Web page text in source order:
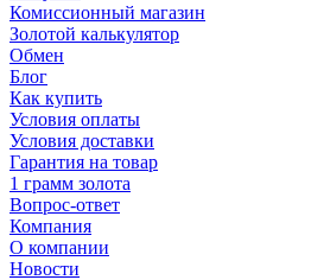
Комиссионный магазин
Золотой калькулятор
Обмен
Блог
Как купить
Условия оплаты
Условия доставки
Гарантия на товар
1 грамм золота
Вопрос-ответ
Компания
О компании
Новости